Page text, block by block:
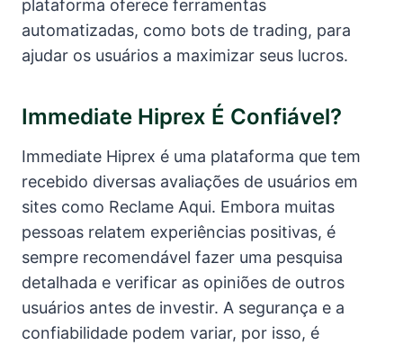
plataforma oferece ferramentas
automatizadas, como bots de trading, para
ajudar os usuários a maximizar seus lucros.
Immediate Hiprex É Confiável?
Immediate Hiprex é uma plataforma que tem
recebido diversas avaliações de usuários em
sites como Reclame Aqui. Embora muitas
pessoas relatem experiências positivas, é
sempre recomendável fazer uma pesquisa
detalhada e verificar as opiniões de outros
usuários antes de investir. A segurança e a
confiabilidade podem variar, por isso, é